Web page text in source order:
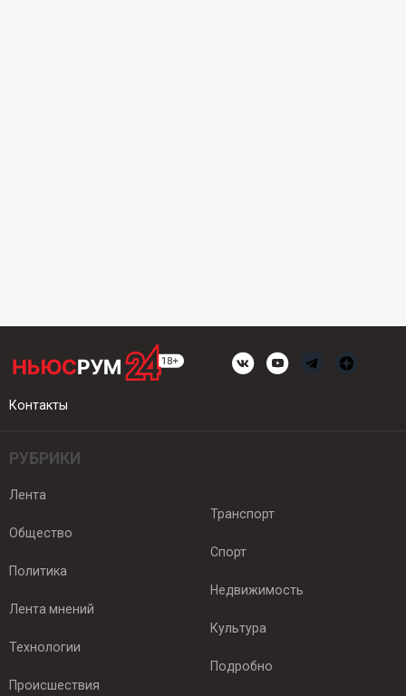
Контакты
РУБРИКИ
Лента
Общество
Политика
Лента мнений
Технологии
Происшествия
Транспорт
Спорт
Недвижимость
Культура
Подробно